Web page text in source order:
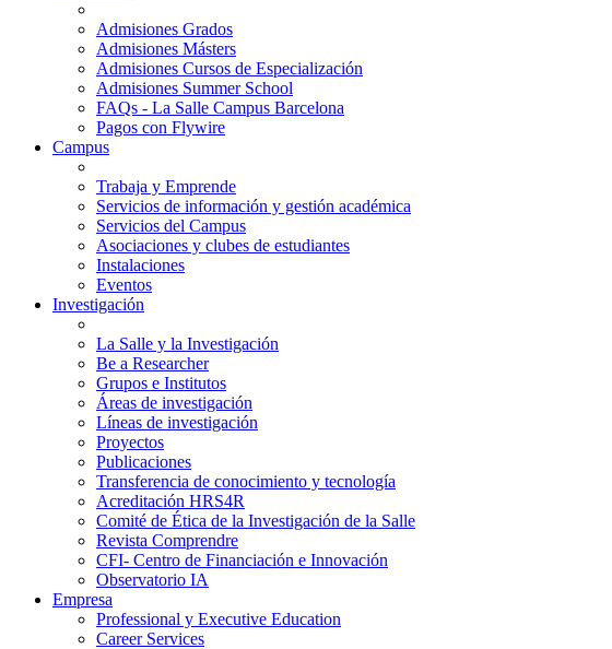
Admisiones Grados
Admisiones Másters
Admisiones Cursos de Especialización
Admisiones Summer School
FAQs - La Salle Campus Barcelona
Pagos con Flywire
Campus
Trabaja y Emprende
Servicios de información y gestión académica
Servicios del Campus
Asociaciones y clubes de estudiantes
Instalaciones
Eventos
Investigación
La Salle y la Investigación
Be a Researcher
Grupos e Institutos
Áreas de investigación
Líneas de investigación
Proyectos
Publicaciones
Transferencia de conocimiento y tecnología
Acreditación HRS4R
Comité de Ética de la Investigación de la Salle
Revista Comprendre
CFI- Centro de Financiación e Innovación
Observatorio IA
Empresa
Professional y Executive Education
Career Services